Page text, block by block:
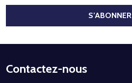
mail
S’ABONNER
Début
Contactez-nous